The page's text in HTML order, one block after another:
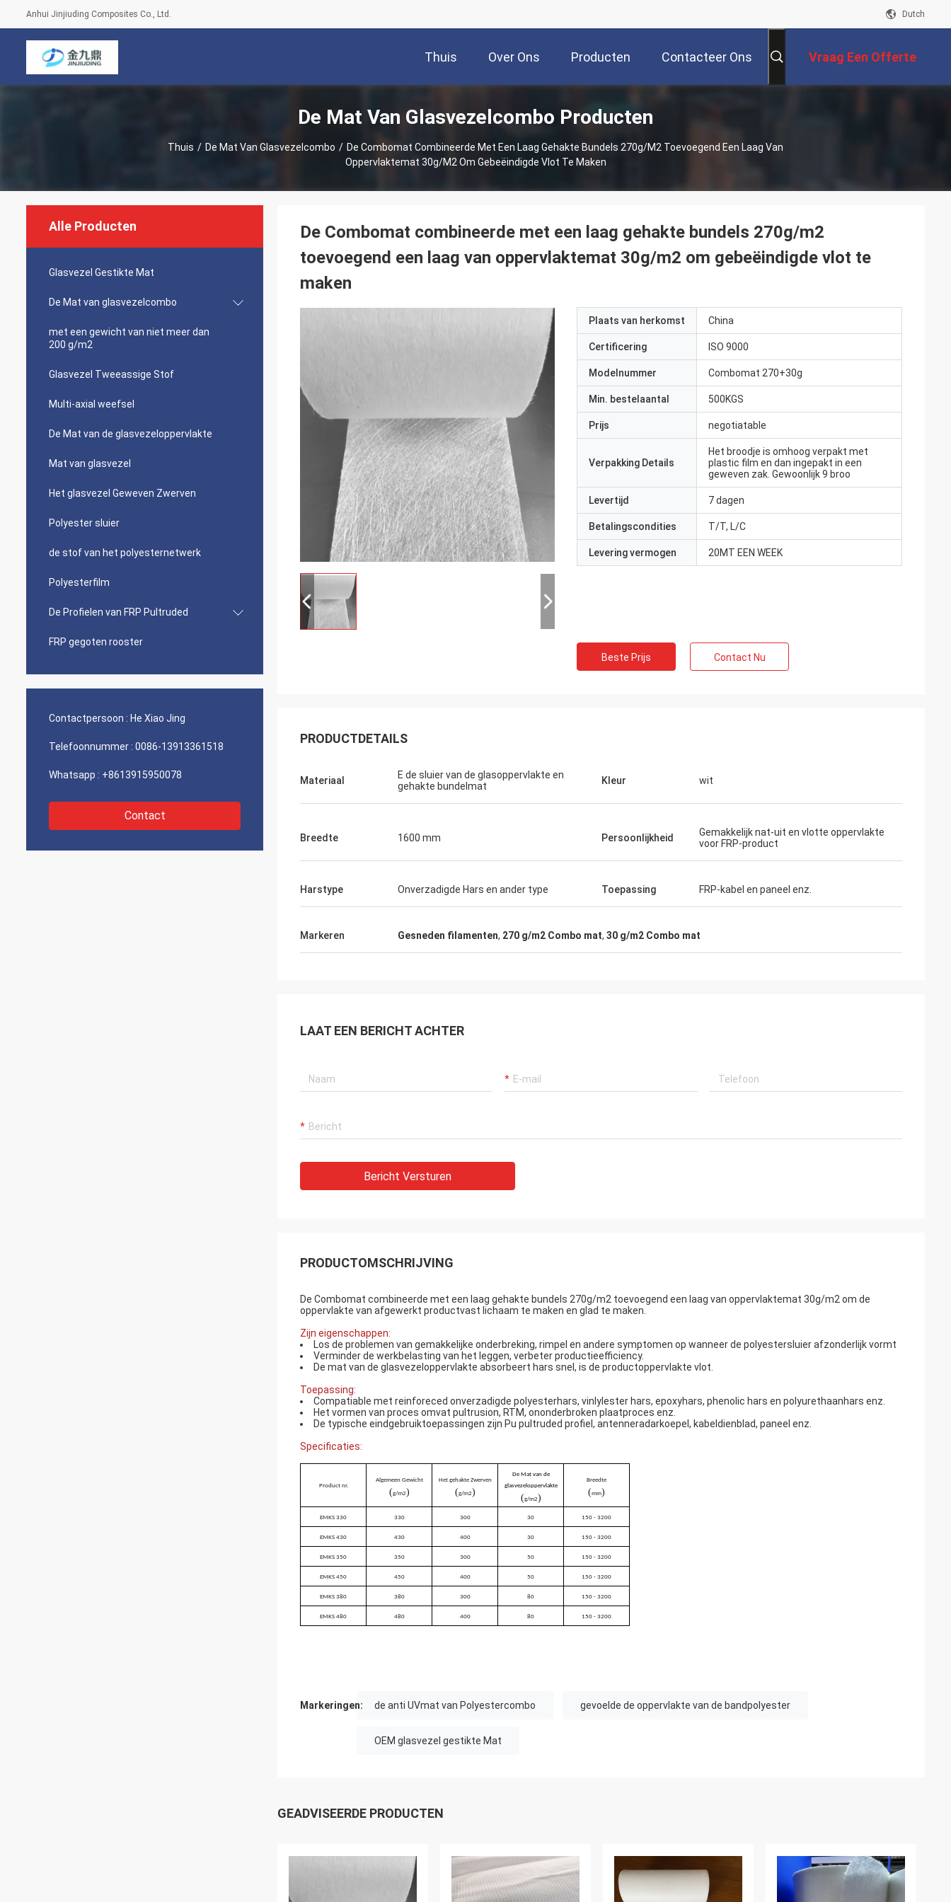
Anhui Jinjiuding Composites Co., Ltd. Dutch
Thuis Over Ons Producten Contacteer Ons Vraag Een Offerte
De Mat Van Glasvezelcombo Producten
Thuis / De Mat Van Glasvezelcombo / De Combomat Combineerde Met Een Laag Gehakte Bundels 270g/m2 Toevoegend Een Laag Van
Oppervlaktemat 30g/m2 Om Gebeëindigde Vlot Te Maken
Alle Producten
Glasvezel Gestikte Mat
De Mat van glasvezelcombo
met een gewicht van niet meer dan
200 g/m2
Glasvezel Tweeassige Stof
Multi-axial weefsel
De Mat van de glasvezeloppervlakte
Mat van glasvezel
Het glasvezel Geweven Zwerven
Polyester sluier
de stof van het polyesternetwerk
Polyesterfilm
De Profielen van FRP Pultruded
FRP gegoten rooster
Contactpersoon : He Xiao Jing
Telefoonnummer : 0086-13913361518
Whatsapp : +8613915950078
Contact
De Combomat combineerde met een laag gehakte bundels 270g/m2
toevoegend een laag van oppervlaktemat 30g/m2 om gebeëindigde vlot te
maken
Plaats van herkomst China
Certificering ISO 9000
Modelnummer Combomat 270+30g
Min. bestelaantal 500KGS
Prijs negotiatable
Verpakking Details
Het broodje is omhoog verpakt met
plastic film en dan ingepakt in een
geweven zak. Gewoonlijk 9 broo
Levertijd 7 dagen
Betalingscondities T/T, L/C
Levering vermogen 20MT EEN WEEK
Beste Prijs Contact Nu
PRODUCTDETAILS
Materiaal
E de sluier van de glasoppervlakte en
gehakte bundelmat
Kleur wit
Breedte 1600 mm Persoonlijkheid
Gemakkelijk nat-uit en vlotte oppervlakte
voor FRP-product
Harstype Onverzadigde Hars en ander type Toepassing FRP-kabel en paneel enz.
Markeren Gesneden filamenten, 270 g/m2 Combo mat, 30 g/m2 Combo mat
LAAT EEN BERICHT ACHTER
Bericht Versturen
PRODUCTOMSCHRIJVING
De Combomat combineerde met een laag gehakte bundels 270g/m2 toevoegend een laag van oppervlaktemat 30g/m2 om de
oppervlakte van afgewerkt productvast lichaam te maken en glad te maken.
Zijn eigenschappen:
Los de problemen van gemakkelijke onderbreking, rimpel en andere symptomen op wanneer de polyestersluier afzonderlijk vormt
Verminder de werkbelasting van het leggen, verbeter productieefficiency.
De mat van de glasvezeloppervlakte absorbeert hars snel, is de productoppervlakte vlot.
Toepassing:
Compatiable met reinforeced onverzadigde polyesterhars, vinlylester hars, epoxyhars, phenolic hars en polyurethaanhars enz.
Het vormen van proces omvat pultrusion, RTM, ononderbroken plaatproces enz.
De typische eindgebruiktoepassingen zijn Pu pultruded profiel, antenneradarkoepel, kabeldienblad, paneel enz.
Specificaties:
Product nr.
Algemeen Gewicht
(g/m2)
Het gehakte Zwerven
(g/m2)
De Mat van de
glasvezeloppervlakte
(g/m2)
Breedte
(mm)
EMKS 330 330 300 30 150 - 3200
EMKS 430 430 400 30 150 - 3200
EMKS 350 350 300 50 150 - 3200
EMKS 450 450 400 50 150 - 3200
EMKS 380 380 300 80 150 - 3200
EMKS 480 480 400 80 150 - 3200
Markeringen: de anti UVmat van Polyestercombo gevoelde de oppervlakte van de bandpolyester
OEM glasvezel gestikte Mat
GEADVISEERDE PRODUCTEN